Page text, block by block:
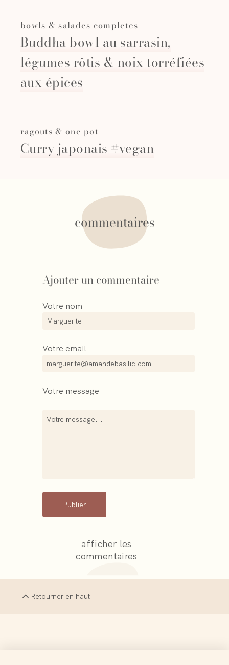
bowls & salades completes
Buddha bowl au sarrasin,
légumes rôtis & noix torréfiées
aux épices
ragouts & one pot
Curry japonais #vegan
commentaires
Ajouter un commentaire
Votre nom
Votre email
Votre message
Publier
afficher les
commentaires
Retourner en haut